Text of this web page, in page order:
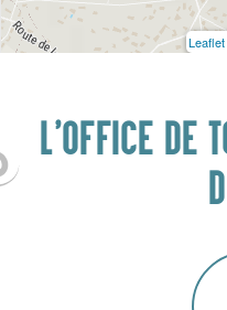
Leaflet
L'OFFICE DE